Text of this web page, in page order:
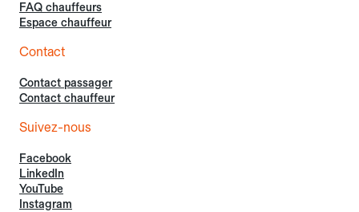
FAQ chauffeurs
Espace chauffeur
Contact
Contact passager
Contact chauffeur
Suivez-nous
Facebook
LinkedIn
YouTube
Instagram